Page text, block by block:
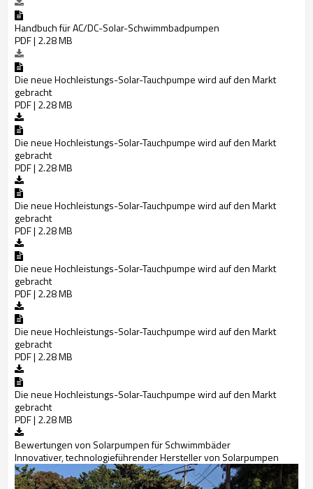
Handbuch für AC/DC-Solar-Schwimmbadpumpen
PDF | 2.28 MB
Die neue Hochleistungs-Solar-Tauchpumpe wird auf den Markt
gebracht
PDF | 2.28 MB
Die neue Hochleistungs-Solar-Tauchpumpe wird auf den Markt
gebracht
PDF | 2.28 MB
Die neue Hochleistungs-Solar-Tauchpumpe wird auf den Markt
gebracht
PDF | 2.28 MB
Die neue Hochleistungs-Solar-Tauchpumpe wird auf den Markt
gebracht
PDF | 2.28 MB
Die neue Hochleistungs-Solar-Tauchpumpe wird auf den Markt
gebracht
PDF | 2.28 MB
Die neue Hochleistungs-Solar-Tauchpumpe wird auf den Markt
gebracht
PDF | 2.28 MB
Bewertungen von Solarpumpen für Schwimmbäder
Innovativer, technologieführender Hersteller von Solarpumpen